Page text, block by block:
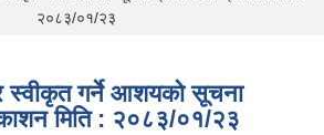
२०८३/०१/२३
स्वीकृत गर्ने आशयको सूचना
मिति : २०८३/०१/२३